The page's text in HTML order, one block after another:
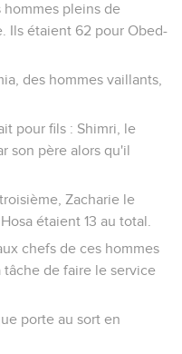
hommes pleins de
Ils étaient 62 pour Obed-
des hommes vaillants,
pour fils : Shimri, le
son père alors qu'il
Zacharie le
étaient 13 au total.
chefs de ces hommes
de faire le service
porte au sort en